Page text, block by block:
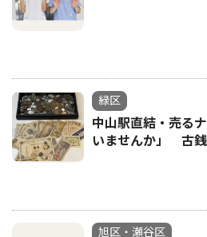
緑区
中山駅直結・売る
いませんか」 古
旭区・瀬谷区